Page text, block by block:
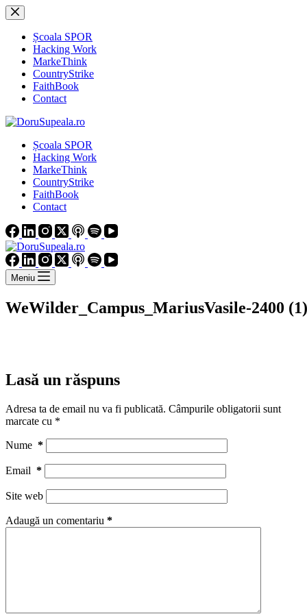
Sari
la
conținutȘcoala SPOR
Hacking Work
MarkeThink
CountryStrike
FaithBook
Contact
Școala SPOR
Hacking Work
MarkeThink
CountryStrike
FaithBook
Contact
Meniu
WeWilder_Campus_MariusVasile-2400 (1)
Lasă un răspuns
Adresa ta de email nu va fi publicată. Câmpurile obligatorii sunt
marcate cu *
Nume *
Email *
Site web
Adaugă un comentariu *